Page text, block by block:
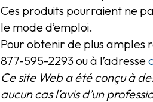
Ces produits pourraient ne
le mode d’emploi.
Pour obtenir de plus amples
877-595-2293 ou à l’adresse
Ce site Web a été conçu à
aucun cas l’avis d’un